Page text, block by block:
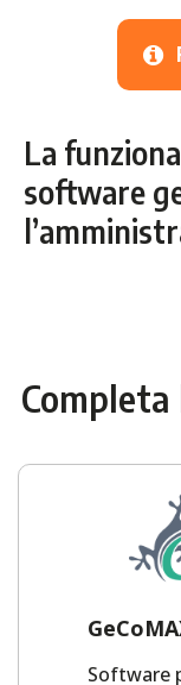
La
software
Software